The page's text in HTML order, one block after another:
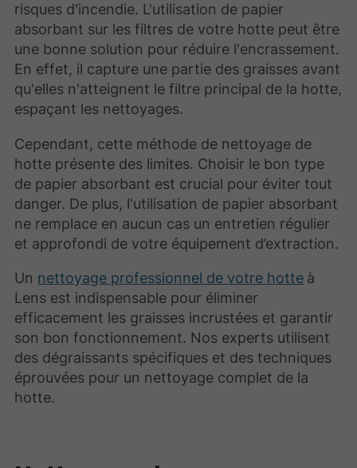
risques d'incendie. L'utilisation de papier
absorbant sur les filtres de votre hotte peut être
une bonne solution pour réduire l'encrassement.
En effet, il capture une partie des graisses avant
qu'elles n'atteignent le filtre principal de la hotte,
espaçant les nettoyages.
Cependant, cette méthode de nettoyage de
hotte présente des limites. Choisir le bon type
de papier absorbant est crucial pour éviter tout
danger. De plus, l'utilisation de papier absorbant
ne remplace en aucun cas un entretien régulier
et approfondi de votre équipement d’extraction.
Un nettoyage professionnel de votre hotte à
Lens est indispensable pour éliminer
efficacement les graisses incrustées et garantir
son bon fonctionnement. Nos experts utilisent
des dégraissants spécifiques et des techniques
éprouvées pour un nettoyage complet de la
hotte.